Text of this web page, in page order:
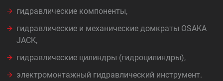
гидравлические компоненты,
гидравлические и механические домкраты OSAKA
JACK,
гидравлические цилиндры (гидроцилиндры),
электромонтажный гидравлический инструмент.